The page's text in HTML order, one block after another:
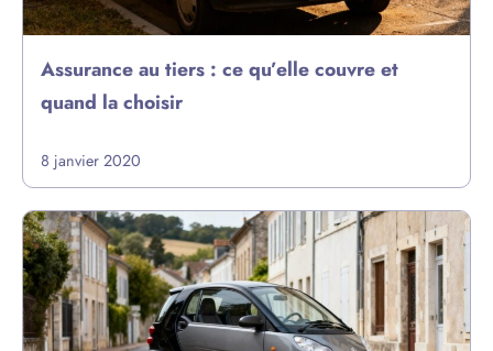
Assurance au tiers : ce qu’elle couvre et
quand la choisir
8 janvier 2020